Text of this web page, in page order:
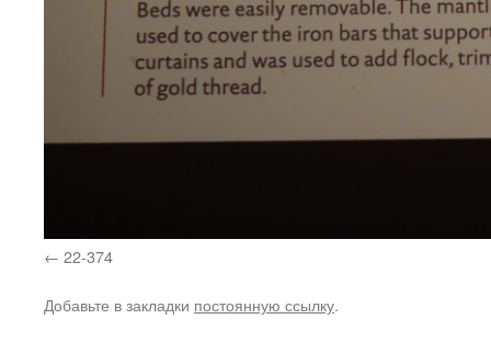
22-374
Добавьте в закладки постоянную ссылку.